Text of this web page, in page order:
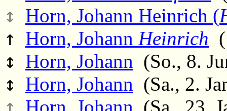
↕ Horn, Johann Heinrich (
↑ Horn, Johann Heinrich
↕ Horn, Johann (So., 8.
↕ Horn, Johann (Sa., 2.